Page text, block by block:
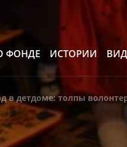
ФОНДЕ ИСТОРИИ
в детдоме: толпы